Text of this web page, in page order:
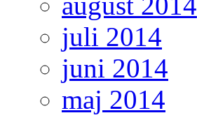
juli 2014
juni 2014
maj 2014